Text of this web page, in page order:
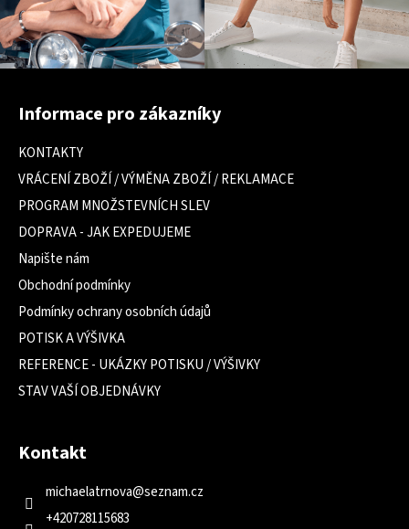
Z
Informace pro zákazníky
KONTAKTY
VRÁCENÍ ZBOŽÍ / VÝMĚNA ZBOŽÍ / REKLAMACE
PROGRAM MNOŽSTEVNÍCH SLEV
DOPRAVA - JAK EXPEDUJEME
Napište nám
Obchodní podmínky
Podmínky ochrany osobních údajů
POTISK A VÝŠIVKA
REFERENCE - UKÁZKY POTISKU / VÝŠIVKY
STAV VAŠÍ OBJEDNÁVKY
Kontakt
michaelatrnova@seznam.cz
+420728115683